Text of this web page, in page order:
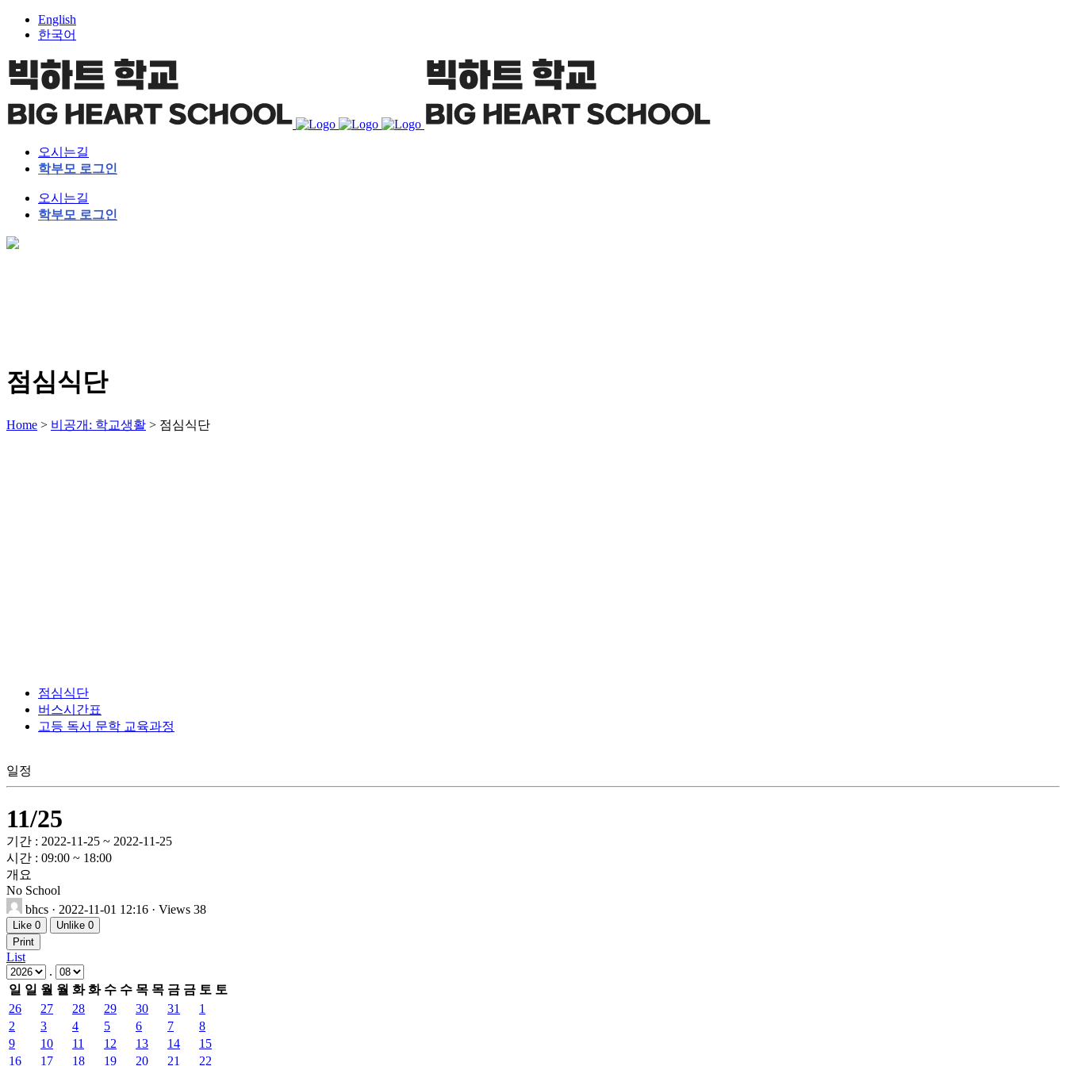
English
한국어
오시는길
학부모 로그인
오시는길
학부모 로그인
점심식단
Home > 비공개: 학교생활 > 점심식단
점심식단
버스시간표
고등 독서 문학 교육과정
일정
11/25
기간 : 2022-11-25 ~ 2022-11-25
시간 : 09:00 ~ 18:00
개요
No School
bhcs · 2022-11-01 12:16 · Views 38
Like 0 Unlike 0
Print
List
.
일 일 월 월 화 화 수 수 목 목 금 금 토 토
26
27 28 29 30 31
1
2
3 4 5 6 7
8
9
10 11 12 13 14
15
16
17 18 19 20 21 22